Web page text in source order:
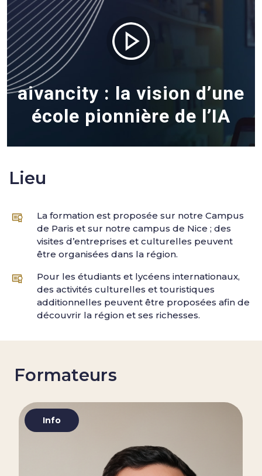
aivancity : la vision d’une
école pionnière de l’IA
Lieu
La formation est proposée sur notre Campus
de Paris et sur notre campus de Nice ; des
visites d’entreprises et culturelles peuvent
être organisées dans la région.
Pour les étudiants et lycéens internationaux,
des activités culturelles et touristiques
additionnelles peuvent être proposées afin de
découvrir la région et ses richesses.
Formateurs
Info